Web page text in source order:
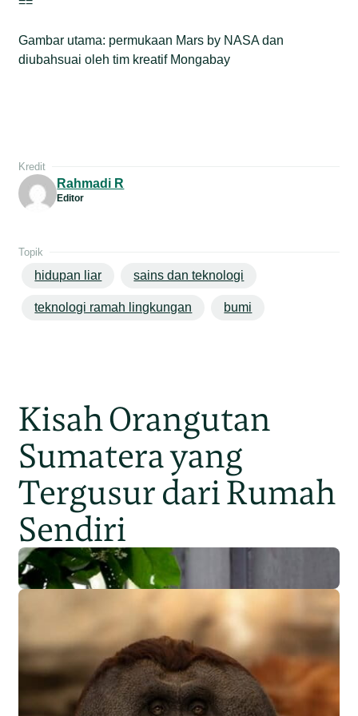
Gambar utama: permukaan Mars by NASA dan
diubahsuai oleh tim kreatif Mongabay
Kredit
Rahmadi R
Editor
Topik
hidupan liar sains dan teknologi
teknologi ramah lingkungan bumi
Kisah Orangutan
Sumatera yang
Tergusur dari Rumah
Sendiri